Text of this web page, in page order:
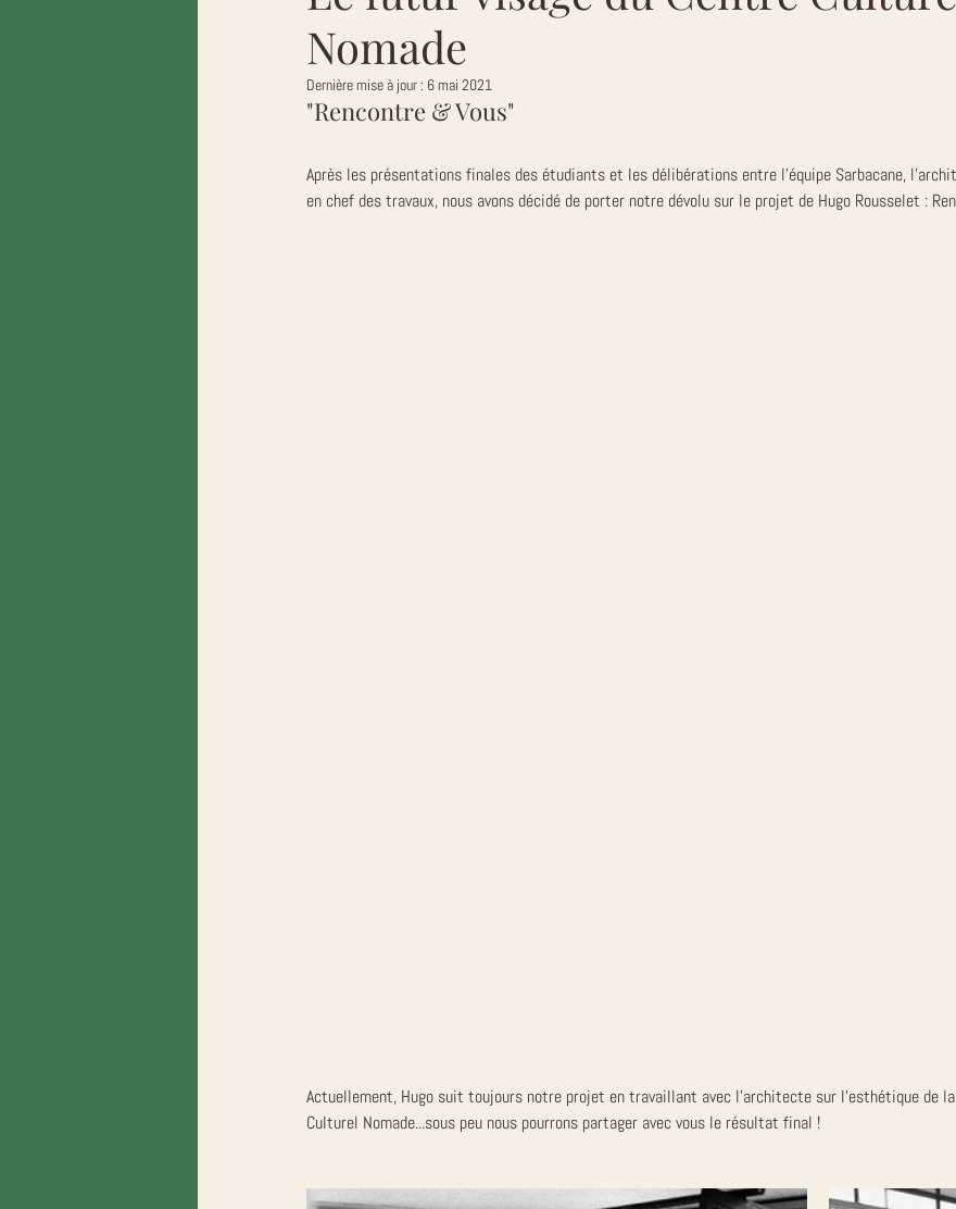
Nomade
Dernière mise à jour : 6 mai 2021
"Rencontre & Vous"
Après les présentations finales des étudiants et les délibérations entre l'équipe Sarbacane,
en chef des travaux, nous avons décidé de porter notre dévolu sur le projet de Hugo Rousselet :
Actuellement, Hugo suit toujours notre projet en travaillant avec l'architecte sur l'esthétique de
Culturel Nomade...sous peu nous pourrons partager avec vous le résultat final !